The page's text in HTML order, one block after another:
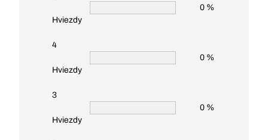
Hviezdy
0 %
4
Hviezdy
0 %
3
Hviezdy
0 %